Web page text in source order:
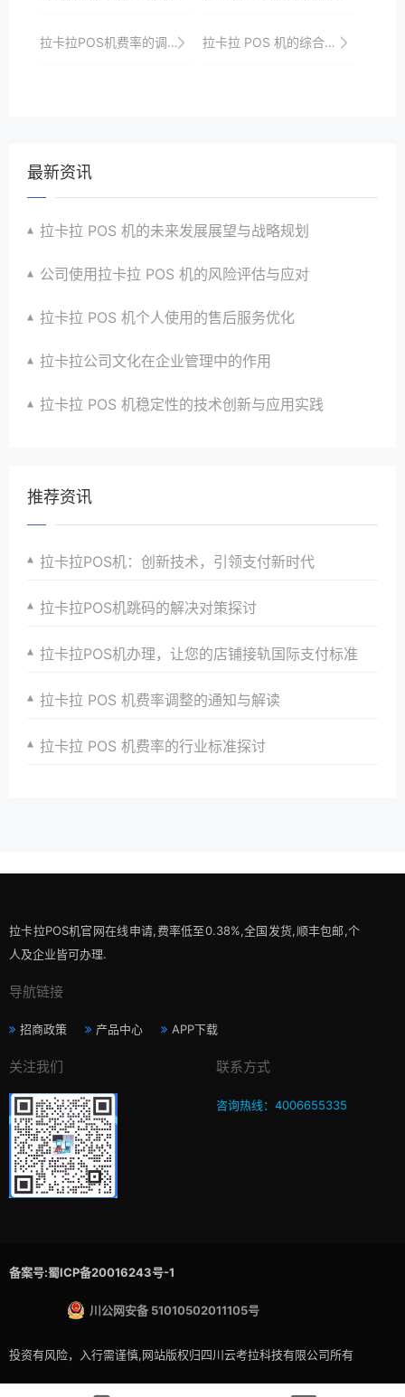
拉卡拉POS机费率的调整趋势 拉卡拉 POS 机的综合效益评估与提升策略
最新资讯
拉卡拉 POS 机的未来发展展望与战略规划
公司使用拉卡拉 POS 机的风险评估与应对
拉卡拉 POS 机个人使用的售后服务优化
拉卡拉公司文化在企业管理中的作用
拉卡拉 POS 机稳定性的技术创新与应用实践
推荐资讯
拉卡拉POS机：创新技术，引领支付新时代
拉卡拉POS机跳码的解决对策探讨
拉卡拉POS机办理，让您的店铺接轨国际支付标准
拉卡拉 POS 机费率调整的通知与解读
拉卡拉 POS 机费率的行业标准探讨
拉卡拉POS机官网在线申请,费率低至0.38%,全国发货,顺丰包邮,个
人及企业皆可办理.
导航链接
招商政策 产品中心 APP下载
关注我们 联系方式
咨询热线：4006655335
备案号:蜀ICP备20016243号-1
川公网安备 51010502011105号
投资有风险，入行需谨慎,网站版权归四川云考拉科技有限公司所有